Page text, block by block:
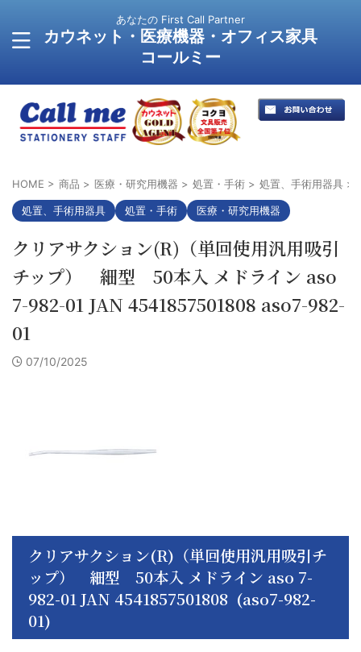
あなたの First Call Partner
カウネット・医療機器・オフィス家具
コールミー
HOME > 商品 > 医療・研究用機器 > 処置・手術 > 処置、手術用器具 >
処置、手術用器具 処置・手術 医療・研究用機器
クリアサクション(R)（単回使用汎用吸引
チップ） 細型 50本入 メドライン aso
7-982-01 JAN 4541857501808 aso7-982-
01
07/10/2025
クリアサクション(R)（単回使用汎用吸引チ
ップ） 細型 50本入 メドライン aso 7-
982-01 JAN 4541857501808 (aso7-982-
01)